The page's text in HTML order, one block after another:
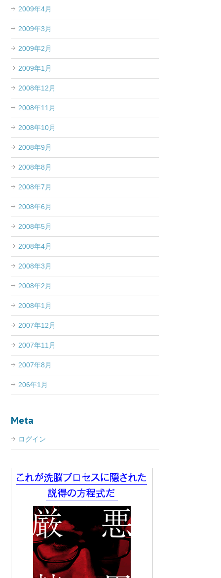
2009年4月
2009年3月
2009年2月
2009年1月
2008年12月
2008年11月
2008年10月
2008年9月
2008年8月
2008年7月
2008年6月
2008年5月
2008年4月
2008年3月
2008年2月
2008年1月
2007年12月
2007年11月
2007年8月
206年1月
Meta
ログイン